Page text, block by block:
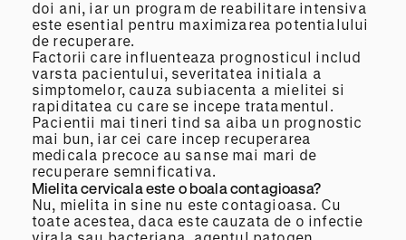
doi ani, iar un program de reabilitare intensiva
este esential pentru maximizarea potentialului
de recuperare.
Factorii care influenteaza prognosticul includ
varsta pacientului, severitatea initiala a
simptomelor, cauza subiacenta a mielitei si
rapiditatea cu care se incepe tratamentul.
Pacientii mai tineri tind sa aiba un prognostic
mai bun, iar cei care incep recuperarea
medicala precoce au sanse mai mari de
recuperare semnificativa.
Mielita cervicala este o boala contagioasa?
Nu, mielita in sine nu este contagioasa. Cu
toate acestea, daca este cauzata de o infectie